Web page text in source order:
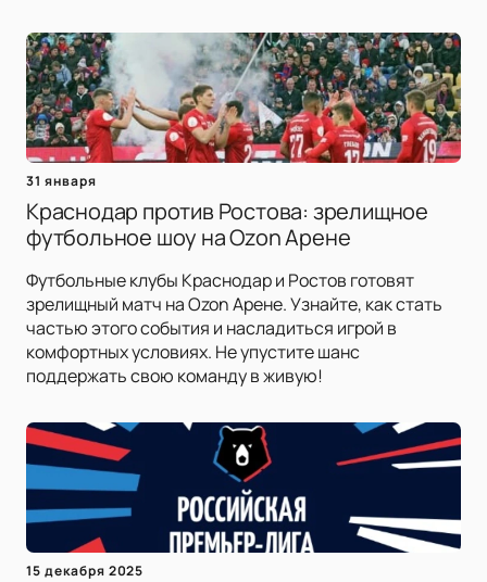
31 января
Краснодар против Ростова: зрелищное
футбольное шоу на Ozon Арене
Футбольные клубы Краснодар и Ростов готовят
зрелищный матч на Ozon Арене. Узнайте, как стать
частью этого события и насладиться игрой в
комфортных условиях. Не упустите шанс
поддержать свою команду в живую!
15 декабря 2025